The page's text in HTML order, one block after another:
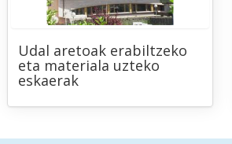
Udal aretoak erabiltzeko
eta materiala uzteko
eskaerak